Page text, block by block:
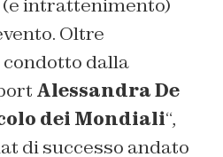
intrattenimento)
Oltre
condotto dalla
Alessandra De
dei Mondiali“,
di successo andato